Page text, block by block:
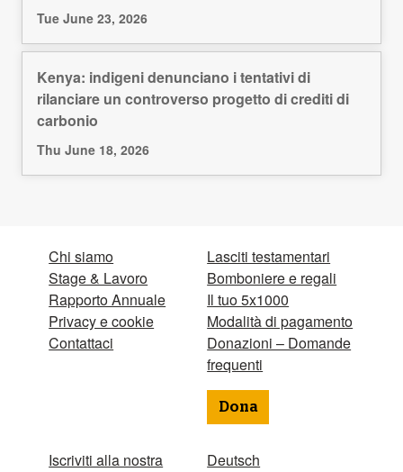
Tue June 23, 2026
Kenya: indigeni denunciano i tentativi di
rilanciare un controverso progetto di crediti di
carbonio
Thu June 18, 2026
Chi siamo
Stage & Lavoro
Rapporto Annuale
Privacy e cookie
Contattaci
Iscriviti alla nostra
Lasciti testamentari
Bomboniere e regali
Il tuo 5x1000
Modalità di pagamento
Donazioni – Domande
frequenti
Dona
Deutsch